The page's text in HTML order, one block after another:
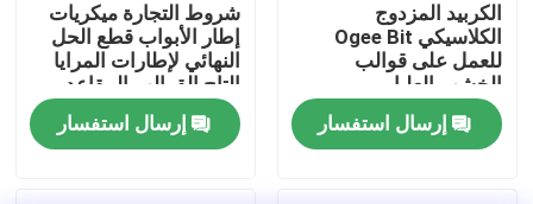
جولة في المعمل
مراقبة الجودة
الكربيد المزدوج
الكلاسيكي Ogee Bit
للعمل على قوالب
الخشب العليا
إرسال استفسار
شروط التجارة ميكريات
إطار الأبواب قطع الحل
النهائي لإطارات المرايا
التاج القوالب المقاعد
السكة الحديدية وأكثر
إرسال استفسار